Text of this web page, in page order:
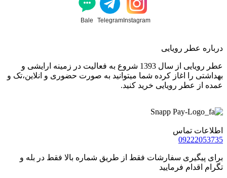
Instagram
Telegram
Bale
درباره عطر رویایی
عطر رویایی از سال 1393 شروع به فعالیت در زمینه ارایشی و
بهداشتی را اغاز کرده شما میتوانید به صورت حضوری و انلاین،تک و
عمده از عطر رویایی خرید کنید.
اطلاعات تماس
09222053735
برای پیگیری سفارشات فقط از طریق شماره بالا فقط در بله و
تگرام اقدام فرمایید